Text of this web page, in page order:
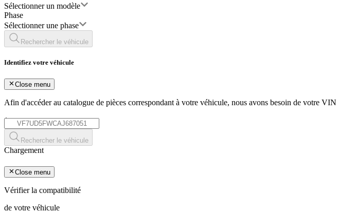
Sélectionner un modèle
Phase
Sélectionner une phase
Rechercher le véhicule
Identifiez votre véhicule
Close menu
Afin d'accéder au catalogue de pièces correspondant à votre véhicule, nous avons besoin de votre VIN
*
Rechercher le véhicule
Chargement
Close menu
Vérifier la compatibilité
de votre véhicule